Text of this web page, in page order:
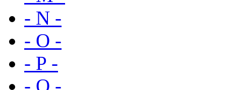
- N -
- O -
- P -
- Q -